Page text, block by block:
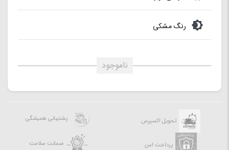
رنگ مشکی
ناموجود
تحویل اکسپرس پشتیبانی همیشگی
پرداخت امن ضمانت سلامت